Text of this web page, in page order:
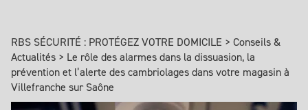
RBS SÉCURITÉ : PROTÉGEZ VOTRE DOMICILE > Conseils &
Actualités > Le rôle des alarmes dans la dissuasion, la
prévention et l’alerte des cambriolages dans votre magasin à
Villefranche sur Saône